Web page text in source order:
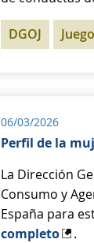
DGOJ
06/03/2026
Perfil de la
La Dirección
Consumo y
España para
completo
.